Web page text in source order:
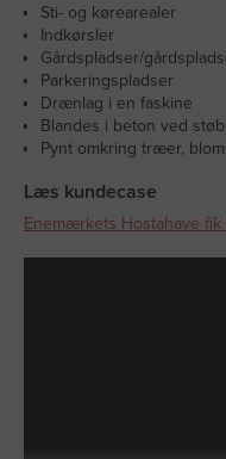
Sti- og kørearealer
Indkørsler
Gårdspladser/
Parkeringspladser
Drænlag i en faskine
Blandes i beton ved
Pynt omkring træer,
Læs kundecase
Enemærkets Hostahave